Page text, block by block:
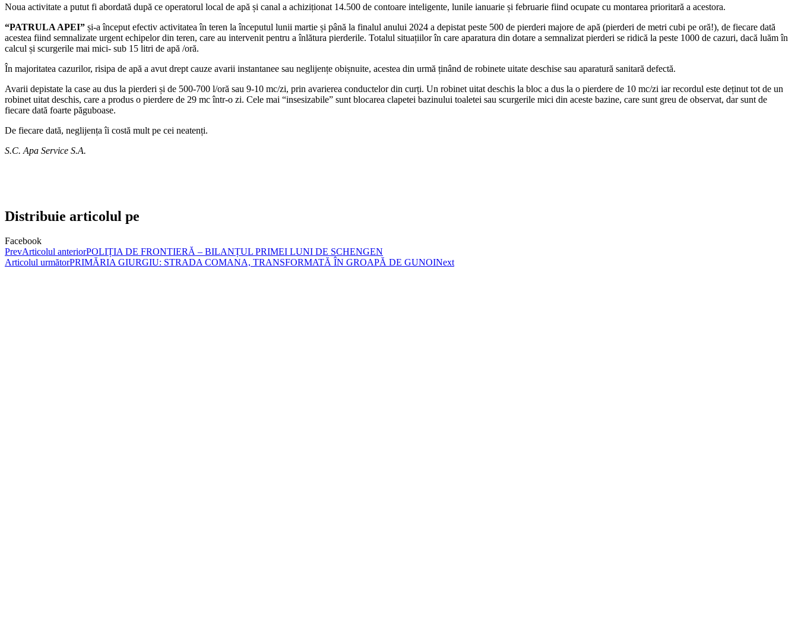
Noua activitate a putut fi abordată după ce operatorul local de apă și canal a achiziționat 14.500 de contoare inteligente, lunile ianuarie și februarie fiind ocupate cu montarea prioritară a acestora.
“PATRULA APEI” și-a început efectiv activitatea în teren la începutul lunii martie și până la finalul anului 2024 a depistat peste 500 de pierderi majore de apă (pierderi de metri cubi pe oră!), de fiecare dată
acestea fiind semnalizate urgent echipelor din teren, care au intervenit pentru a înlătura pierderile. Totalul situațiilor în care aparatura din dotare a semnalizat pierderi se ridică la peste 1000 de cazuri, dacă luăm în
calcul și scurgerile mai mici- sub 15 litri de apă /oră.
În majoritatea cazurilor, risipa de apă a avut drept cauze avarii instantanee sau neglijențe obișnuite, acestea din urmă ținând de robinete uitate deschise sau aparatură sanitară defectă.
Avarii depistate la case au dus la pierderi și de 500-700 l/oră sau 9-10 mc/zi, prin avarierea conductelor din curți. Un robinet uitat deschis la bloc a dus la o pierdere de 10 mc/zi iar recordul este deținut tot de un
robinet uitat deschis, care a produs o pierdere de 29 mc într-o zi. Cele mai “insesizabile” sunt blocarea clapetei bazinului toaletei sau scurgerile mici din aceste bazine, care sunt greu de observat, dar sunt de
fiecare dată foarte păguboase.
De fiecare dată, neglijența îi costă mult pe cei neatenți.
S.C. Apa Service S.A.
Distribuie articolul pe
Facebook
PrevArticolul anteriorPOLIȚIA DE FRONTIERĂ – BILANȚUL PRIMEI LUNI DE SCHENGEN
Articolul următorPRIMĂRIA GIURGIU: STRADA COMANA, TRANSFORMATĂ ÎN GROAPĂ DE GUNOINext